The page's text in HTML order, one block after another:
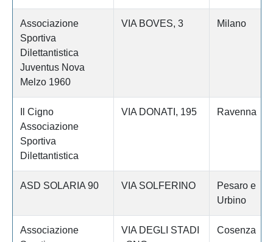
Associazione
Sportiva
Dilettantistica
Juventus Nova
Melzo 1960
VIA BOVES, 3 Milano
Il Cigno
Associazione
Sportiva
Dilettantistica
VIA DONATI, 195 Ravenna
ASD SOLARIA 90 VIA SOLFERINO
Pesaro e
Urbino
Associazione
VIA DEGLI STADI
Cosenza